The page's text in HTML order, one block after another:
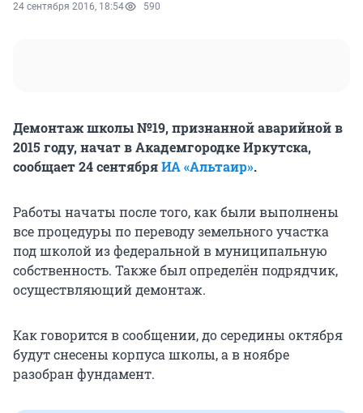
24 сентября 2016, 18:54 590
Демонтаж школы №19, признанной аварийной в
2015 году, начат в Академгородке Иркутска,
сообщает 24 сентябряИА «Альтаир».
Работы начаты после того, как были выполнены
все процедуры по переводу земельного участка
под школой из федеральной в муниципальную
собственность. Также был определён подрядчик,
осуществляющий демонтаж.
Как говорится в сообщении, до середины октября
будут снесены корпуса школы, а в ноябре
разобран фундамент.